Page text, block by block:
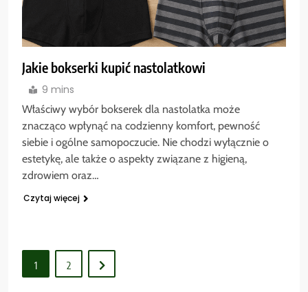
Jakie bokserki kupić nastolatkowi
9 mins
Właściwy wybór bokserek dla nastolatka może
znacząco wpłynąć na codzienny komfort, pewność
siebie i ogólne samopoczucie. Nie chodzi wyłącznie o
estetykę, ale także o aspekty związane z higieną,
zdrowiem oraz…
Czytaj więcej
1 2